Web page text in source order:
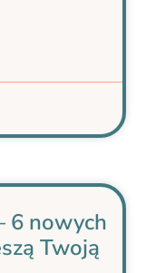
6 nowych
Twoją